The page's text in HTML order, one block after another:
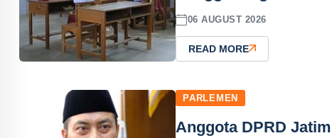
06 AUGUST 2026
READ MORE
PARLEMEN
Anggota DPRD